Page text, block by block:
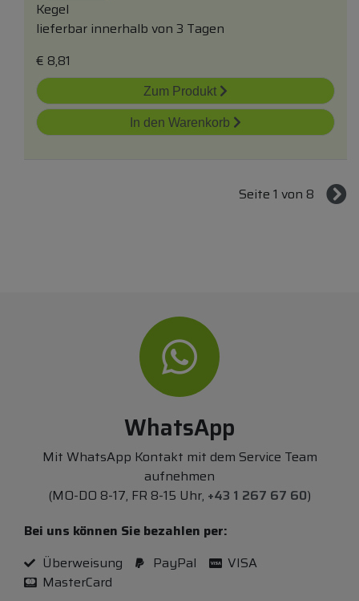
Kegel
lieferbar innerhalb von 3 Tagen
€ 8,81
Zum Produkt
In den Warenkorb
Seite 1 von 8
WhatsApp
Mit WhatsApp Kontakt mit dem Service Team
aufnehmen
(MO-DO 8-17, FR 8-15 Uhr, +43 1 267 67 60)
Bei uns können Sie bezahlen per:
Überweisung
PayPal
VISA
MasterCard